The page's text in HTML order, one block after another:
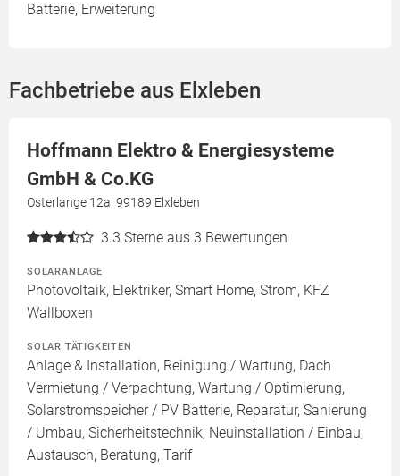
Batterie, Erweiterung
Fachbetriebe aus Elxleben
Hoffmann Elektro & Energiesysteme
GmbH & Co.KG
Osterlange 12a, 99189 Elxleben
3.3 Sterne aus 3 Bewertungen
SOLARANLAGE
Photovoltaik, Elektriker, Smart Home, Strom, KFZ
Wallboxen
SOLAR TÄTIGKEITEN
Anlage & Installation, Reinigung / Wartung, Dach
Vermietung / Verpachtung, Wartung / Optimierung,
Solarstromspeicher / PV Batterie, Reparatur, Sanierung
/ Umbau, Sicherheitstechnik, Neuinstallation / Einbau,
Austausch, Beratung, Tarif